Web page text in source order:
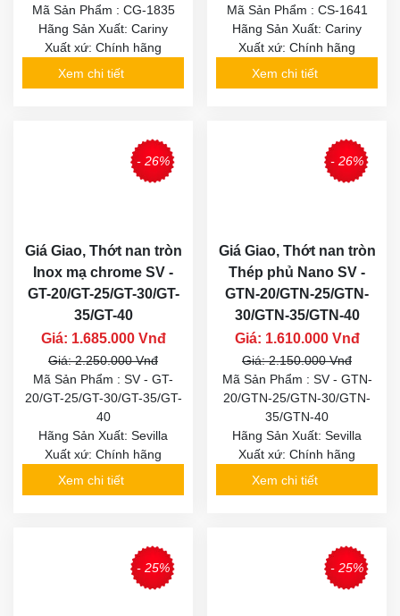
Mã Sản Phẩm : CG-1835
Hãng Sản Xuất: Cariny
Xuất xứ: Chính hãng
Xem chi tiết
Mã Sản Phẩm : CS-1641
Hãng Sản Xuất: Cariny
Xuất xứ: Chính hãng
Xem chi tiết
- 26%
Giá Giao, Thớt nan tròn
Inox mạ chrome SV -
GT-20/GT-25/GT-30/GT-
35/GT-40
Giá: 1.685.000 Vnđ
Giá: 2.250.000 Vnđ
Mã Sản Phẩm : SV - GT-
20/GT-25/GT-30/GT-35/GT-
40
Hãng Sản Xuất: Sevilla
Xuất xứ: Chính hãng
Xem chi tiết
- 26%
Giá Giao, Thớt nan tròn
Thép phủ Nano SV -
GTN-20/GTN-25/GTN-
30/GTN-35/GTN-40
Giá: 1.610.000 Vnđ
Giá: 2.150.000 Vnđ
Mã Sản Phẩm : SV - GTN-
20/GTN-25/GTN-30/GTN-
35/GTN-40
Hãng Sản Xuất: Sevilla
Xuất xứ: Chính hãng
Xem chi tiết
- 25% - 25%